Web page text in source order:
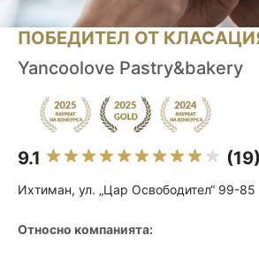
ПОБЕДИТЕЛ ОТ
Yancoolove Pastry&bakery
9.1 (19)
Ихтиман, ул. „Цар Освободител“ 99-85
Относно компанията: